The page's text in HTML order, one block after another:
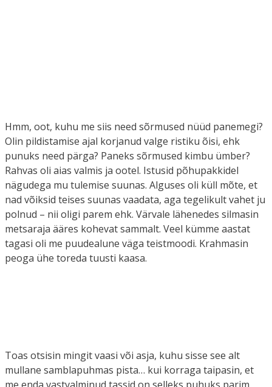
Hmm, oot, kuhu me siis need sõrmused nüüd panemegi?
Olin pildistamise ajal korjanud valge ristiku õisi, ehk
punuks need pärga? Paneks sõrmused kimbu ümber?
Rahvas oli aias valmis ja ootel. Istusid põhupakkidel
nägudega mu tulemise suunas. Alguses oli küll mõte, et
nad võiksid teises suunas vaadata, aga tegelikult vahet ju
polnud – nii oligi parem ehk. Värvale lähenedes silmasin
metsaraja ääres kohevat sammalt. Veel kümme aastat
tagasi oli me puudealune väga teistmoodi. Krahmasin
peoga ühe toreda tuusti kaasa.
Toas otsisin mingit vaasi või asja, kuhu sisse see alt
mullane samblapuhmas pista… kui korraga taipasin, et